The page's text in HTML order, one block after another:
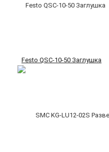
Festo QSC-10-50 Заглушка